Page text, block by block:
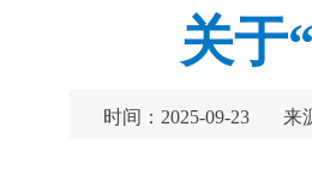
关于
时间：2025-09-23 来